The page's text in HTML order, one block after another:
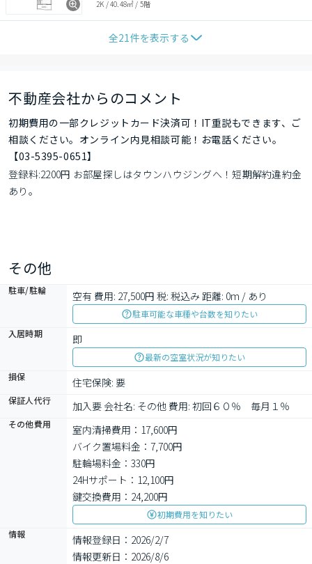
2K /40.48㎡ / 5階
全21件を表示する
不動産会社からのコメント
初期費用の一部クレジットカード決済可！IT重説もできます、ご
相談ください。オンライン内見相談可能！お電話ください。
【03-5395-0651】
登録料:2200円 お部屋探しはタウンハウジングへ！短期解約違約金
あり。
その他
駐車/駐輪 空有 費用: 27,500円 税: 税込み 距離: 0m / あり
駐車可能な車種や台数を知りたい
入居時期
即
最新の空室状況が知りたい
損保
住宅保険: 要
保証人代行 加入要 会社名: その他 費用: 初回６０％　毎月１％
その他費用
室内清掃費用：17,600円
バイク置場料金：7,700円
駐輪場料金：330円
24Hサポート：12,100円
鍵交換費用：24,200円
初期費用を知りたい
情報
情報登録日：2026/2/7
情報更新日：2026/8/6